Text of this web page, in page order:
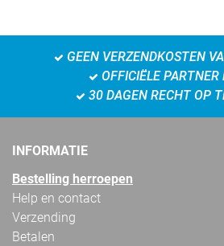
GEEN VERZENDKOSTEN
OFFICIËLE PARTNER
30 DAGEN RECHT OP
INFORMATIE
Bestelling herroepen
Help en contact
Verzending
Betalen